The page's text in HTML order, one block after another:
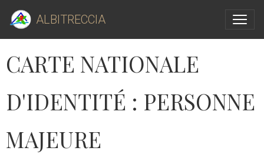
ALBITRECCIA
CARTE NATIONALE
D'IDENTITÉ : PERSONNE
MAJEURE